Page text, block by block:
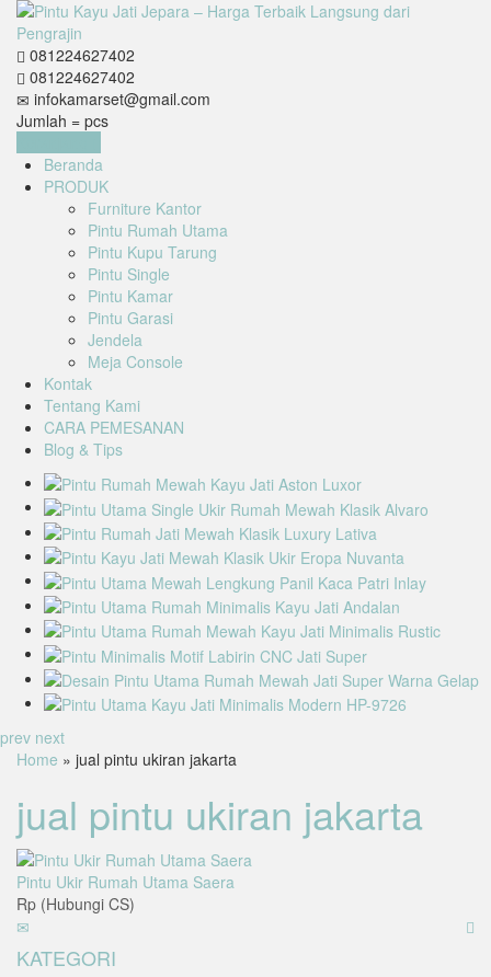
081224627402
081224627402
infokamarset@gmail.com
Jumlah = pcs
Beranda
PRODUK
Furniture Kantor
Pintu Rumah Utama
Pintu Kupu Tarung
Pintu Single
Pintu Kamar
Pintu Garasi
Jendela
Meja Console
Kontak
Tentang Kami
CARA PEMESANAN
Blog & Tips
prev next
Home » jual pintu ukiran jakarta
jual pintu ukiran jakarta
Pintu Ukir Rumah Utama Saera
Rp (Hubungi CS)
KATEGORI